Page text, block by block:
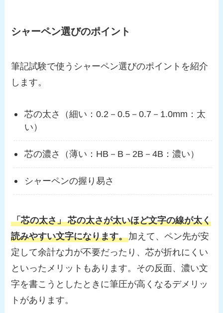
シャーペン選びのポイント
筆記試験で使うシャーペン選びのポイントを紹介
します。
芯の太さ（細い：0.2－0.5－0.7－1.0mm：太
い）
芯の濃さ（薄い：HB－B－2B－4B：濃い）
シャーペンの握り易さ
「芯の太さ」 芯の太さが太いほど文字の線が太く
読みやすい文字になります。加えて、ペン先が安
定して余計な力が不要だったり、芯が折れにくい
といったメリットもあります。その反面、濃い文
字を書こうとしたときに筆圧が高くなるデメリッ
トがあります。